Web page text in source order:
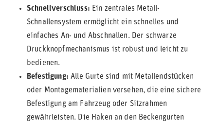
Schnellverschluss: Ein zentrales Metall-
Schnallensystem ermöglicht ein schnelles und
einfaches An- und Abschnallen. Der schwarze
Druckknopfmechanismus ist robust und leicht zu
bedienen.
Befestigung: Alle Gurte sind mit Metallendstücken
oder Montagematerialien versehen, die eine sichere
Befestigung am Fahrzeug oder Sitzrahmen
gewährleisten. Die Haken an den Beckengurten